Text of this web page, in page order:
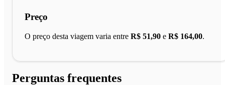
Preço
O preço desta viagem varia entre R$ 51,90 e R$ 164,00.
Perguntas frequentes